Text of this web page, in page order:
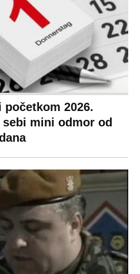
i Albanca
Popljuvali ih samo
izdala"